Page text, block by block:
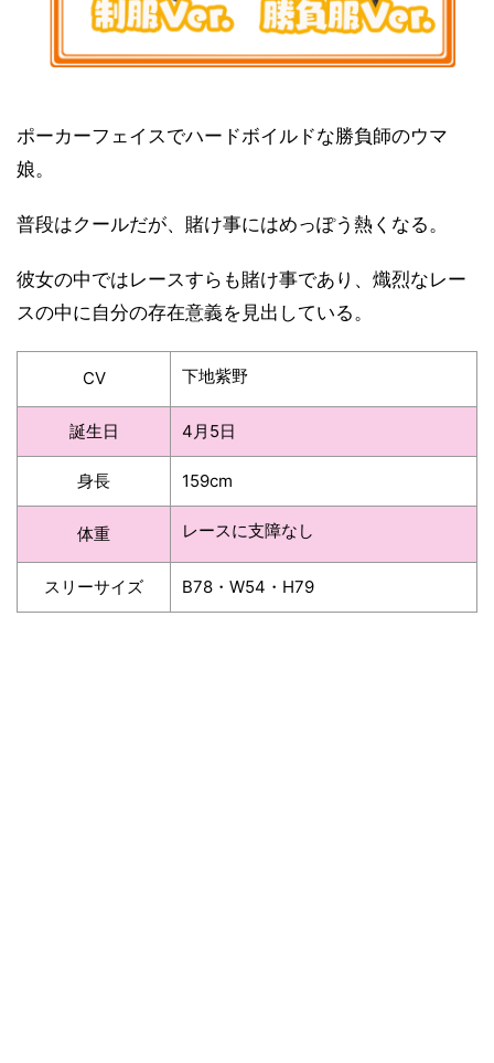
ポーカーフェイスでハードボイルドな勝負師のウマ
娘。
普段はクールだが、賭け事にはめっぽう熱くなる。
彼女の中ではレースすらも賭け事であり、熾烈なレー
スの中に自分の存在意義を見出している。
CV 下地紫野
誕生日 4月5日
身長 159cm
体重 レースに支障なし
スリーサイズ B78・W54・H79